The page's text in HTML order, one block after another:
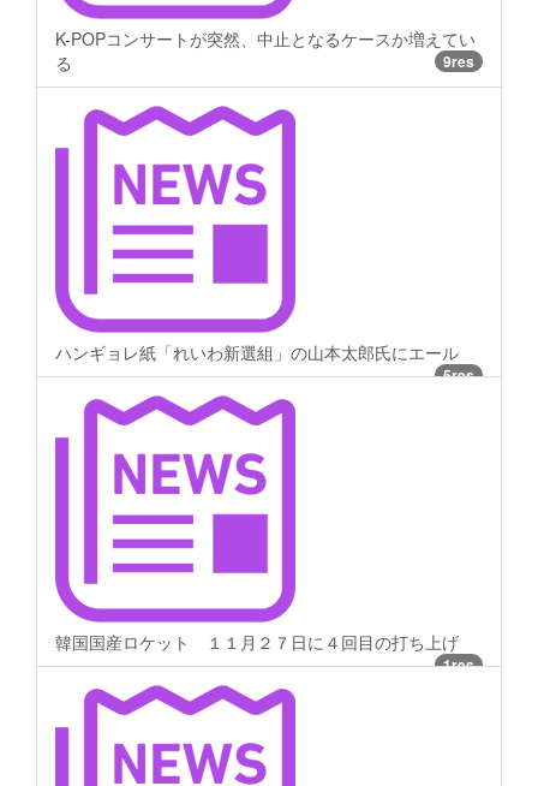
K-POPコンサートが突然、中止となるケースか増えてい
る
9res
ハンギョレ紙「れいわ新選組」の山本太郎氏にエール
5res
韓国国産ロケット １１月２７日に４回目の打ち上げ
1res